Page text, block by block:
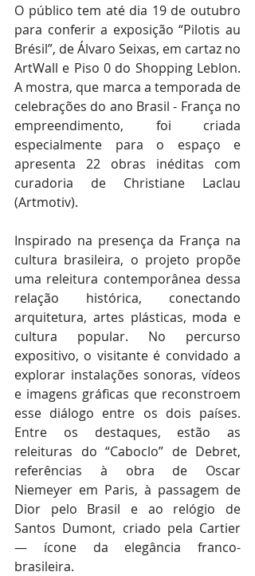
O público tem até dia 19 de outubro
para conferir a exposição “Pilotis au
Brésil”, de Álvaro Seixas, em cartaz no
ArtWall e Piso 0 do Shopping Leblon.
A mostra, que marca a temporada de
celebrações do ano Brasil - França no
empreendimento, foi criada
especialmente para o espaço e
apresenta 22 obras inéditas com
curadoria de Christiane Laclau
(Artmotiv).
Inspirado na presença da França na
cultura brasileira, o projeto propõe
uma releitura contemporânea dessa
relação histórica, conectando
arquitetura, artes plásticas, moda e
cultura popular. No percurso
expositivo, o visitante é convidado a
explorar instalações sonoras, vídeos
e imagens gráficas que reconstroem
esse diálogo entre os dois países.
Entre os destaques, estão as
releituras do “Caboclo” de Debret,
referências à obra de Oscar
Niemeyer em Paris, à passagem de
Dior pelo Brasil e ao relógio de
Santos Dumont, criado pela Cartier
— ícone da elegância franco-
brasileira.